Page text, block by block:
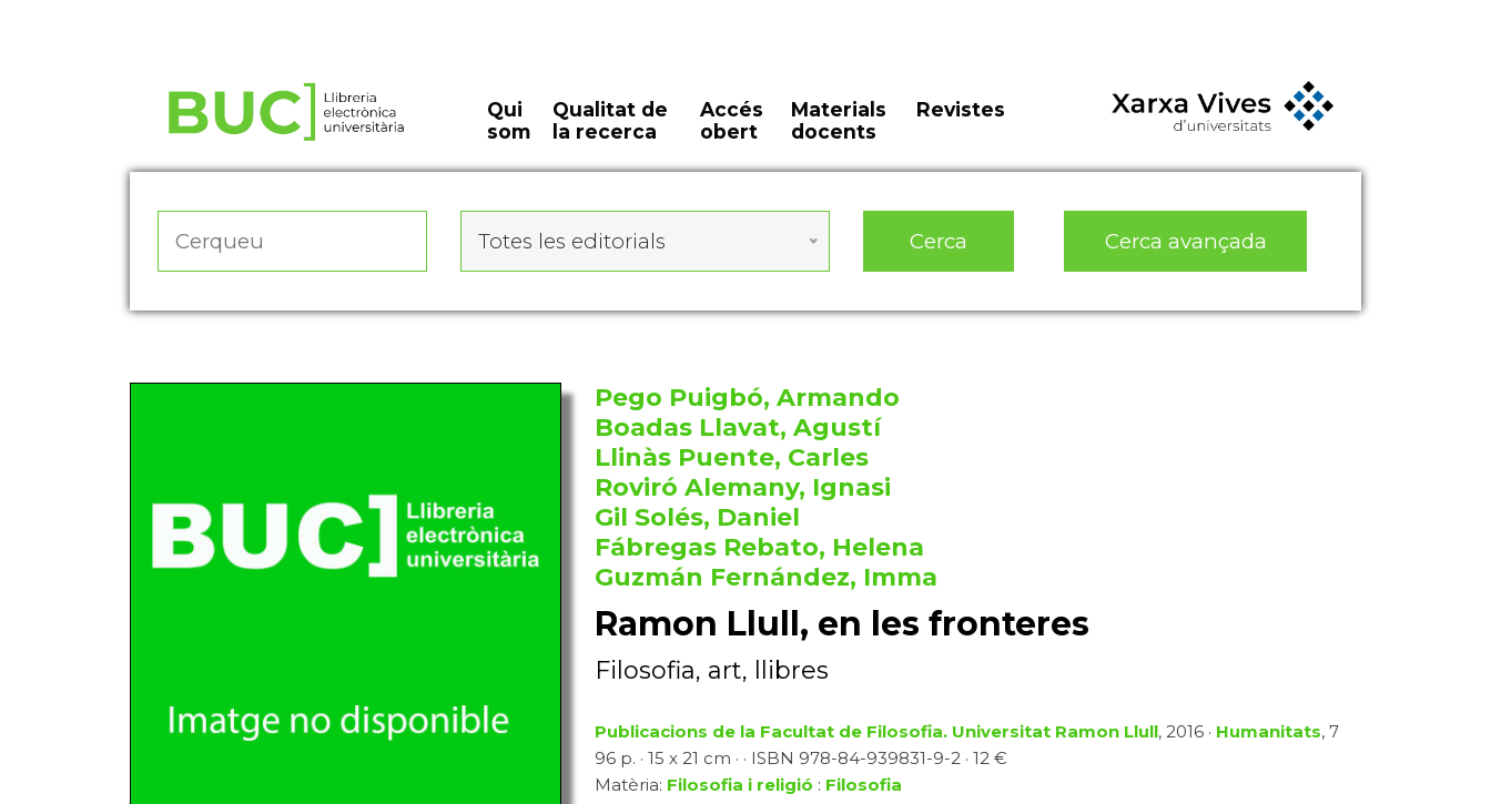
Qui
som
Qualitat de
la recerca
Accés
obert
Materials
docents
Revistes
Totes les editorials Cerca Cerca avançada
Pego Puigbó, Armando
Boadas Llavat, Agustí
Llinàs Puente, Carles
Roviró Alemany, Ignasi
Gil Solés, Daniel
Fábregas Rebato, Helena
Guzmán Fernández, Imma
Ramon Llull, en les fronteres
Filosofia, art, llibres
Publicacions de la Facultat de Filosofia. Universitat Ramon Llull, 2016 · Humanitats, 7
96 p. · 15 x 21 cm · · ISBN 978-84-939831-9-2 · 12 €
Matèria: Filosofia i religió : Filosofia